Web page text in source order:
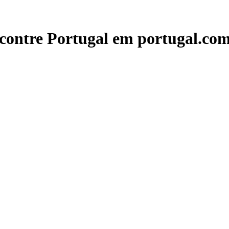
Portugal em